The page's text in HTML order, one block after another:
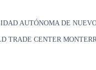
AUTÓNOMA DE
TRADE CENTER